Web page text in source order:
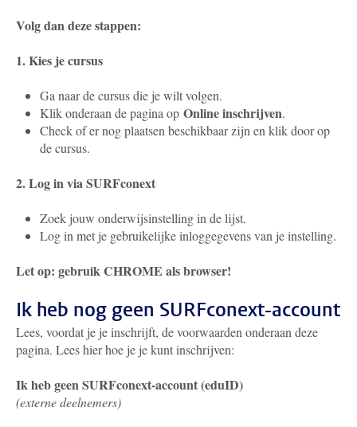
Volg dan deze stappen:
1. Kies je cursus
Ga naar de cursus die je wilt volgen.
Klik onderaan de pagina op Online inschrijven.
Check of er nog plaatsen beschikbaar zijn en klik door op
de cursus.
2. Log in via SURFconext
Zoek jouw onderwijsinstelling in de lijst.
Log in met je gebruikelijke inloggegevens van je instelling.
Let op: gebruik CHROME als browser!
Ik heb nog geen SURFconext-account
Lees, voordat je je inschrijft, de voorwaarden onderaan deze
pagina. Lees hier hoe je je kunt inschrijven:
Ik heb geen SURFconext-account (eduID)
(externe deelnemers)